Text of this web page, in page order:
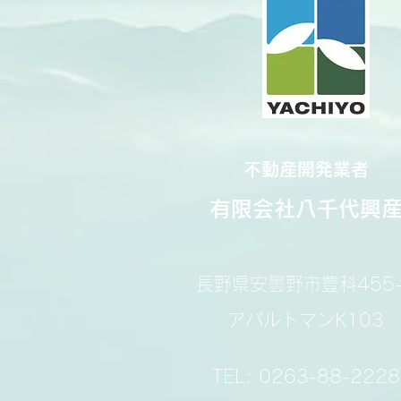
不動産開発業者
有限会社八千代興
長野県安曇野市豊科
​アパルトマンK103
​TEL: 0263-88-2228